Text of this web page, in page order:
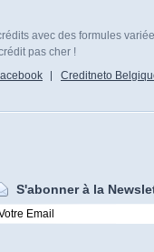
avec des formules
pas cher !
Creditneto
S'abonner à la